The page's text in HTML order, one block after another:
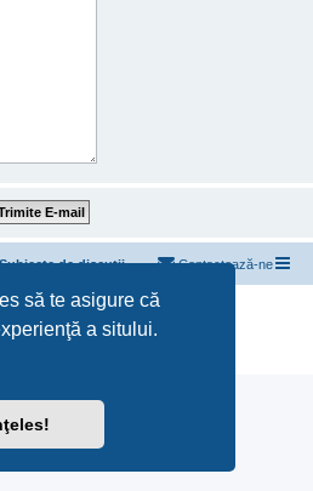
să te asigure că
a sitului.
Subiecte de discuții Contactează-ne
Forum Software © phpBB Limited
MX-Publisher CMS